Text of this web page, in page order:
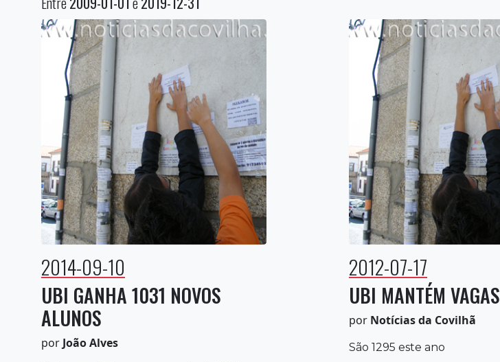
2014-09-10
UBI GANHA 1031 NOVOS
ALUNOS
por João Alves
2012-07-17
UBI MANTÉM VAGAS
por Notícias da Covilhã
São 1295 este ano